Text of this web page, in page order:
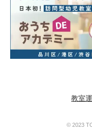
教室
© 2023